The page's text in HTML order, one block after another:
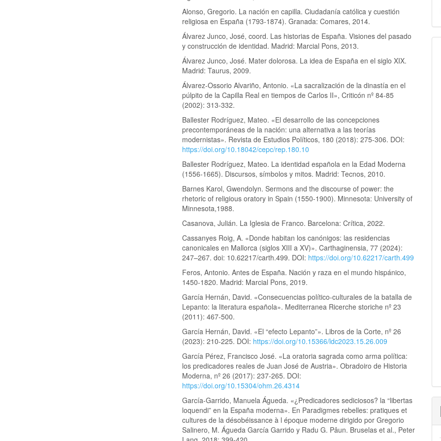
Alonso, Gregorio. La nación en capilla. Ciudadanía católica y cuestión
religiosa en España (1793-1874). Granada: Comares, 2014.
Álvarez Junco, José, coord. Las historias de España. Visiones del pasado
y construcción de identidad. Madrid: Marcial Pons, 2013.
Álvarez Junco, José. Mater dolorosa. La idea de España en el siglo XIX.
Madrid: Taurus, 2009.
Álvarez-Ossorio Alvariño, Antonio. «La sacralización de la dinastía en el
púlpito de la Capilla Real en tiempos de Carlos II», Criticón nº 84-85
(2002): 313-332.
Ballester Rodríguez, Mateo. «El desarrollo de las concepciones
precontemporáneas de la nación: una alternativa a las teorías
modernistas». Revista de Estudios Políticos, 180 (2018): 275-306. DOI:
https://doi.org/10.18042/cepc/rep.180.10
Ballester Rodríguez, Mateo. La identidad española en la Edad Moderna
(1556-1665). Discursos, símbolos y mitos. Madrid: Tecnos, 2010.
Barnes Karol, Gwendolyn. Sermons and the discourse of power: the
rhetoric of religious oratory in Spain (1550-1900). Minnesota: University of
Minnesota,1988.
Casanova, Julián. La Iglesia de Franco. Barcelona: Crítica, 2022.
Cassanyes Roig, A. «Donde habitan los canónigos: las residencias
canonicales en Mallorca (siglos XIII a XV)». Carthaginensia, 77 (2024):
247–267. doi: 10.62217/carth.499. DOI: https://doi.org/10.62217/carth.499
Feros, Antonio. Antes de España. Nación y raza en el mundo hispánico,
1450-1820. Madrid: Marcial Pons, 2019.
García Hernán, David. «Consecuencias político-culturales de la batalla de
Lepanto: la literatura española». Mediterranea Ricerche storiche nº 23
(2011): 467-500.
García Hernán, David. «El “efecto Lepanto”». Libros de la Corte, nº 26
(2023): 210-225. DOI: https://doi.org/10.15366/ldc2023.15.26.009
García Pérez, Francisco José. «La oratoria sagrada como arma política:
los predicadores reales de Juan José de Austria». Obradoiro de Historia
Moderna, nº 26 (2017): 237-265. DOI:
https://doi.org/10.15304/ohm.26.4314
García-Garrido, Manuela Águeda. «¿Predicadores sediciosos? la “libertas
loquendi” en la España moderna». En Paradigmes rebelles: pratiques et
cultures de la désobéissance à l époque moderne dirigido por Gregorio
Salinero, M. Águeda García Garrido y Radu G. Pâun. Bruselas et al., Peter